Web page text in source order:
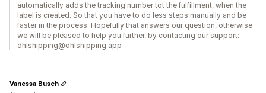
automatically adds the tracking number tot the fulfillment, when the
label is created. So that you have to do less steps manually and be
faster in the process. Hopefully that answers our question, otherwise
we will be pleased to help you further, by contacting our support:
dhlshipping@dhlshipping.app
Vanessa Busch